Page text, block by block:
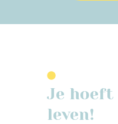
Je hoeft
leven!